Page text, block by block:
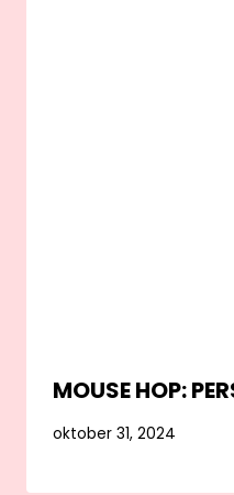
MOUSE HOP:
oktober 31, 2024